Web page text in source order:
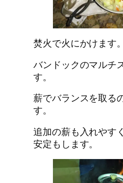
焚火で火にかけます。
バンドックのマルチ
す。
薪でバランスを取る
す。
追加の薪も入れやす
安定もします。